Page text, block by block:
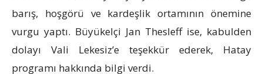
barış, hoşgörü ve kardeşlik ortamının önemine
vurgu yaptı. Büyükelçi Jan Thesleff ise, kabulden
dolayı Vali Lekesiz’e teşekkür ederek, Hatay
programı hakkında bilgi verdi.